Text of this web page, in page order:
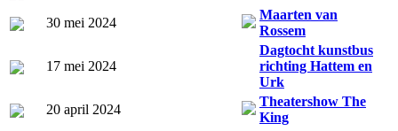
30 mei 2024
Maarten van
Rossem
17 mei 2024
Dagtocht kunstbus
richting Hattem en
Urk
20 april 2024
Theatershow The
King